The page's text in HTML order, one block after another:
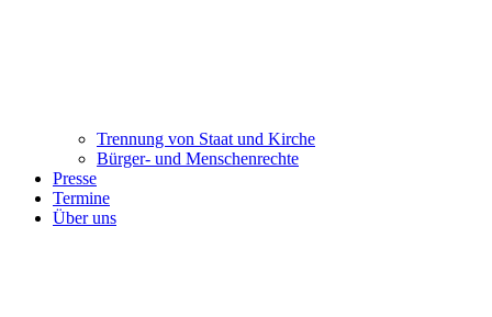
Trennung ​​​​​​​von Staat und Kirche
Bürger- und Menschenrechte
Presse
Termine
Über uns